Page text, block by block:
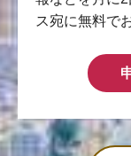
ス宛に無料で